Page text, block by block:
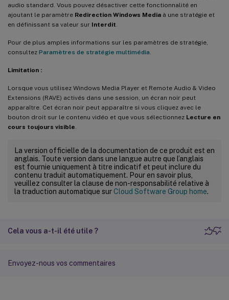
audio standard. Vous pouvez désactiver cette fonctionnalité en
ajoutant le paramètre Redirection Windows Media à une stratégie et
en définissant sa valeur sur Interdit
Pour de plus amples informations sur les paramètres de stratégie,
consultez Paramètres de stratégie multimédia
Limitation :
Lorsque vous utilisez Windows Media Player et Remote Audio & Video
Extensions (RAVE) activés dans une session, un écran noir peut
apparaître. Cet écran noir peut apparaître si vous cliquez avec le
bouton droit sur le contenu vidéo et que vous sélectionnez Lecture en
cours toujours visible
La version officielle de la documentation de ce produit est en
anglais. Toute version dans une langue autre que l’anglais
est fournie uniquement à titre indicatif et peut inclure du
contenu traduit automatiquement. Pour en savoir plus,
veuillez consulter la clause de non-responsabilité relative à
la traduction automatique surCloud Software Group home.
Cela vous a-t-il été utile ?
Envoyez-nous vos commentaires